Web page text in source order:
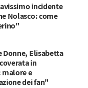
incidente
Nolasco: come
Donne, Elisabetta
in
malore e
dei fan"